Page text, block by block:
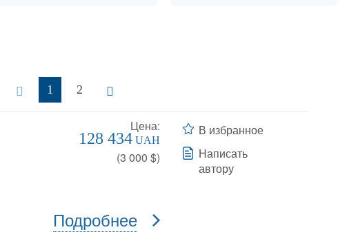
1 2
Цена:
128 434UAH
(3 000 $)
Подробнее
В избранное
Написать
автору